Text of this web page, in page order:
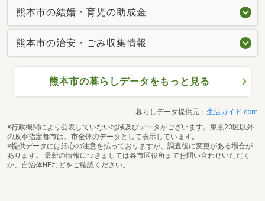
熊本市の結婚・育児の助成金
熊本市の治安・ごみ収集情報
熊本市の暮らしデータをもっと見る
暮らしデータ提供元： 生活ガイド.com
※行政機関により公表していない地域及びデータがございます。東京23区以外
の政令指定都市は、市全体のデータとして表示しています。
※提供データには細心の注意を払っておりますが、調査後に変更がある場合が
あります。 最新の情報につきましては各市区役所までお問い合わせいただく
か、自治体HPなどをご確認ください。